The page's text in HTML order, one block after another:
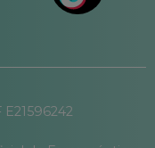
E21596242